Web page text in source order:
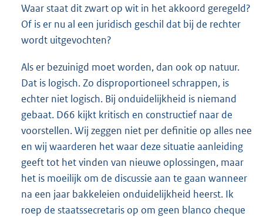
Waar staat dit zwart op wit in het akkoord geregeld?
Of is er nu al een juridisch geschil dat bij de rechter
wordt uitgevochten?
Als er bezuinigd moet worden, dan ook op natuur.
Dat is logisch. Zo disproportioneel schrappen, is
echter niet logisch. Bij onduidelijkheid is niemand
gebaat. D66 kijkt kritisch en constructief naar de
voorstellen. Wij zeggen niet per definitie op alles nee
en wij waarderen het waar deze situatie aanleiding
geeft tot het vinden van nieuwe oplossingen, maar
het is moeilijk om de discussie aan te gaan wanneer
na een jaar bakkeleien onduidelijkheid heerst. Ik
roep de staatssecretaris op om geen blanco cheque